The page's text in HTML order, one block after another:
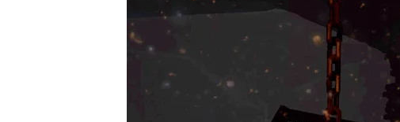
Marcos Antón (@emeanton)
20 AGO 2015 - 14:22h.